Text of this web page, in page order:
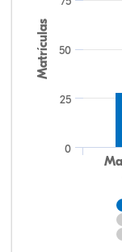
Matrículas
0
25
50